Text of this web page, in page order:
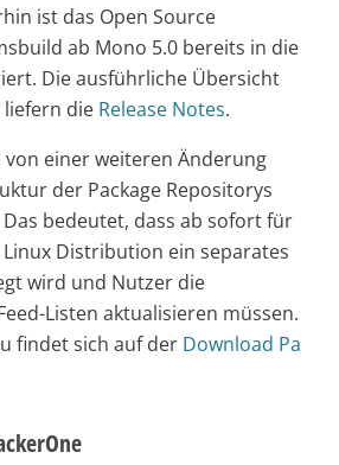
ist das Open Source
ab Mono 5.0 bereits in die
Die ausführliche Übersicht
die Release Notes.
einer weiteren Änderung
der Package Repositorys
bedeutet, dass ab sofort für
Distribution ein separates
wird und Nutzer die
Listen aktualisieren müssen.
findet sich auf der Download Pa